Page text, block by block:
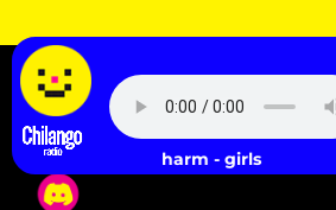
© 2026 SOPITAS.COM - MÚSICA, NOTICIAS,
MÁS!.
2charm - girls